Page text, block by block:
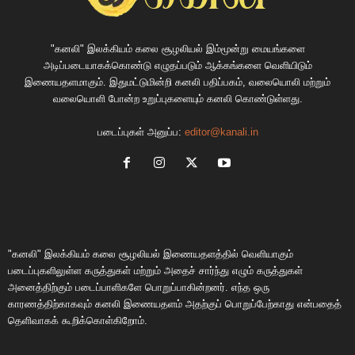
"கனலி" இலக்கியம் கலை சூழலியல் இம்மூன்று மையங்களை
அடிப்படையாகக்கொண்டு எழுதப்படும் ஆக்கங்களை வெளியிடும்
இணையதளமாகும். இதுமட்டுமின்றி கனலி பதிப்பகம், வலையொலி மற்றும்
வலையொளி போன்ற உறுப்புகளையும் கனலி கொண்டுள்ளது.
படைப்புகள் அனுப்ப: editor@kanali.in
"கனலி" இலக்கியம் கலை சூழலியல் இணையதளத்தில் வெளியாகும்
படைப்புகளிலுள்ள கருத்துகள் மற்றும் அதைச் சார்ந்து எழும் கருத்துகள்
அனைத்திற்கும் படைப்பாளிகளே பொறுப்பாகின்றனர். எந்த ஒரு
காரணத்திற்காகவும் கனலி இணையதளம் அதற்குப் பொறுப்பேற்காது என்பதைத்
தெளிவாகக் கூறிக்கொள்கிறோம்.